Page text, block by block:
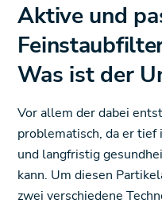
Aktive und
Was ist der
Vor allem der dabei
problematisch, da er
und langfristig
kann. Um diesen
zwei verschiedene